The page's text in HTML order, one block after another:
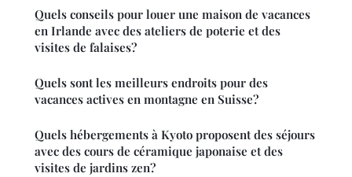
Quels conseils pour louer une maison de vacances
en Irlande avec des ateliers de poterie et des
visites de falaises?
Quels sont les meilleurs endroits pour des
vacances actives en montagne en Suisse?
Quels hébergements à Kyoto proposent des séjours
avec des cours de céramique japonaise et des
visites de jardins zen?